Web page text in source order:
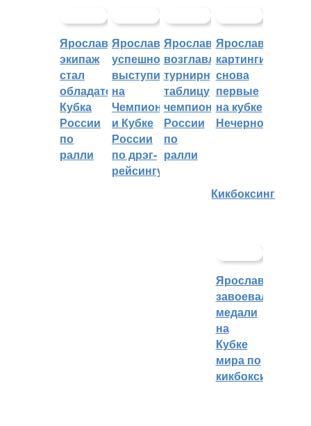
Ярославский
экипаж
стал
обладателем
Кубка
России
по
ралли
Ярославцы
успешно
выступили
на
Чемпионате
и Кубке
России
по дрэг-
рейсингу
Ярославцы
возглавляют
турнирную
таблицу
чемпионата
России
по
ралли
Ярославские
картингисты
снова
первые
на кубке
Нечерноземья
Кикбоксинг
Ярославцы
завоевали
медали
на
Кубке
мира по
кикбоксингу